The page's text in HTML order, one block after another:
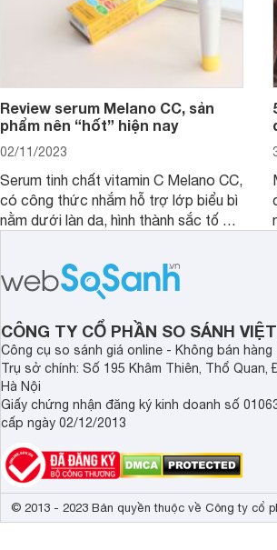
Review serum Melano CC, sản
phẩm nên “hốt” hiện nay
02/11/2023
Serum tinh chất vitamin C Melano CC,
có công thức nhắm hỗ trợ lớp biểu bì
nằm dưới làn da, hình thành sắc tố da,
CÔNG TY CỔ PHẦN SO SÁNH
Công cụ so sánh giá online - Không bán hàng
Trụ sở chính: Số 195 Khâm Thiên, Thổ Quan,
Hà Nội
Giấy chứng nhận đăng ký kinh doanh số
cấp ngày 02/12/2013
© 2013 - 2023 Bản quyền thuộc về Công ty cổ